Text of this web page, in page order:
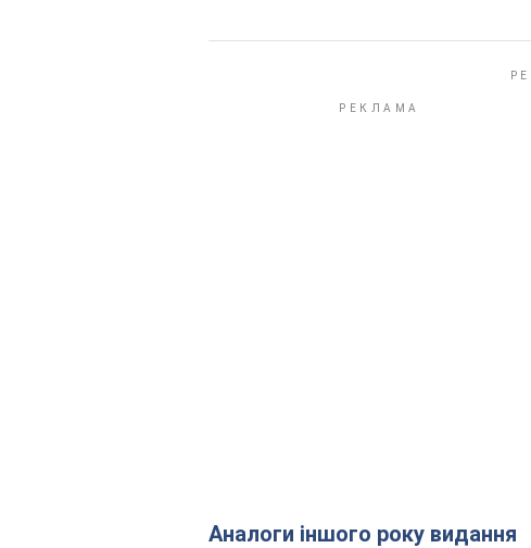
Аналоги іншого року видання